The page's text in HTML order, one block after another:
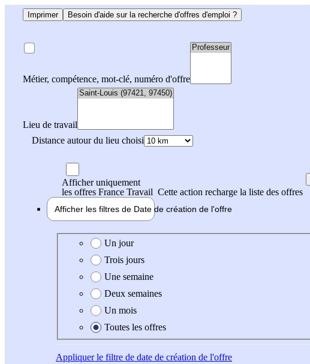
Imprimer Besoin d'aide sur la recherche d'offres d'emploi ?
Métier, compétence, mot-clé, numéro d'offre
Lieu de travail
Distance autour du lieu choisi
Afficher uniquement
les offres France Travail Cette action recharge la liste des offres
Afficher les filtres de Date de création de l'offre
Date de création de l'offre
Un jour
Trois jours
Une semaine
Deux semaines
Un mois
Toutes les offres
Appliquerle filtre de date de création de l'offre